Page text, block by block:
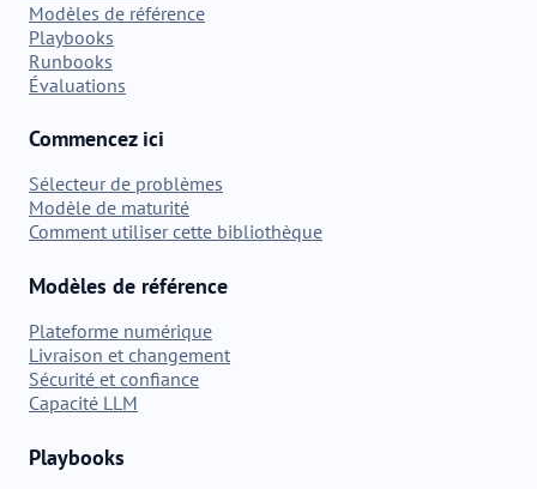
Modèles de référence
Playbooks
Runbooks
Évaluations
Commencez ici
Sélecteur de problèmes
Modèle de maturité
Comment utiliser cette bibliothèque
Modèles de référence
Plateforme numérique
Livraison et changement
Sécurité et confiance
Capacité LLM
Playbooks